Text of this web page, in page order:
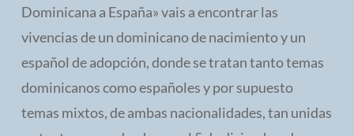
Dominicana a España» vais a encontrar las
vivencias de un dominicano de nacimiento y un
español de adopción, donde se tratan tanto temas
dominicanos como españoles y por supuesto
temas mixtos, de ambas nacionalidades, tan unidas